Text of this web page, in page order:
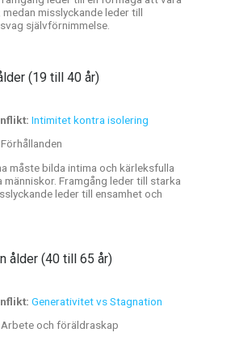
misslyckande leder till
självförnimmelse.
(19 till 40 år)
Intimitet kontra isolering
Förhållanden
måste bilda intima och kärleksfulla
människor. Framgång leder till starka
leder till ensamhet och
ålder (40 till 65 år)
Generativitet vs Stagnation
Arbete och föräldraskap